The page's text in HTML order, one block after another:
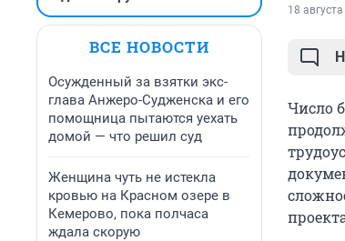
ВСЕ НОВОСТИ
Осужденный за взятки экс-
глава Анжеро-Судженска и его
помощница пытаются уехать
домой — что решил суд
Женщина чуть не истекла
кровью на Красном озере в
Кемерово, пока полчаса
ждала скорую
18
Число